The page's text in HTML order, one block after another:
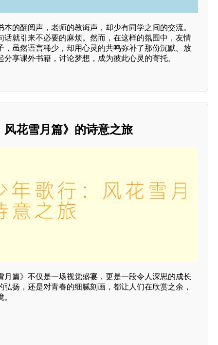
的翻阅声，老师的教诲声，却少有同学之间的交流。
话就引来不必要的麻烦。然而，在这样的氛围中，友情
，虽然语言稀少，却用心灵的共鸣弥补了那份沉默。放
享课外书籍，讨论梦想，成为彼此心灵的寄托。
花雪月篇》的诗意之旅
月篇》不仅是一场视觉盛宴，更是一段令人深思的成长
扬，还是对青春的细腻刻画，都让人们在欣赏之余，